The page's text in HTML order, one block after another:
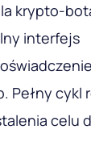
krypto-
interfejs
Pełny cykl
celu